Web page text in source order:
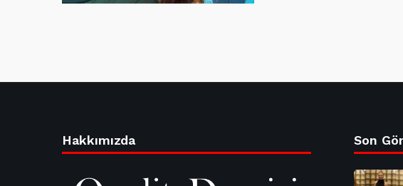
Hakkımızda Son